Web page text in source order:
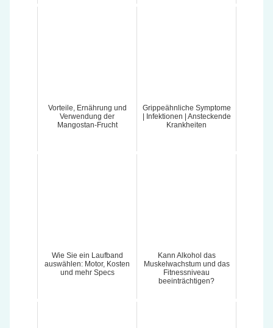
Vorteile, Ernährung und
Verwendung der
Mangostan-Frucht
Grippeähnliche Symptome
| Infektionen | Ansteckende
Krankheiten
Wie Sie ein Laufband
auswählen: Motor, Kosten
und mehr Specs
Kann Alkohol das
Muskelwachstum und das
Fitnessniveau
beeinträchtigen?